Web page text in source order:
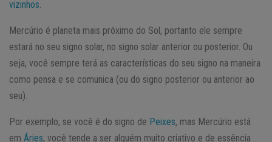
vizinhos.
Mercúrio é planeta mais próximo do Sol, portanto ele sempre
estará no seu signo solar, no signo solar anterior ou posterior. Ou
seja, você sempre terá as características do seu signo na maneira
como pensa e se comunica (ou do signo posterior ou anterior ao
seu).
Por exemplo, se você é do signo de Peixes, mas Mercúrio está
em Áries, você tende a ser alguém muito criativo e de essência